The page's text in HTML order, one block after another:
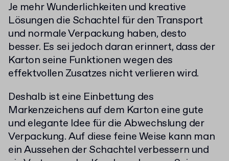
Je mehr Wunderlichkeiten und kreative
Lösungen die Schachtel für den Transport
und normale Verpackung haben, desto
besser. Es sei jedoch daran erinnert, dass der
Karton seine Funktionen wegen des
effektvollen Zusatzes nicht verlieren wird.
Deshalb ist eine Einbettung des
Markenzeichens auf dem Karton eine gute
und elegante Idee für die Abwechslung der
Verpackung. Auf diese feine Weise kann man
ein Aussehen der Schachtel verbessern und